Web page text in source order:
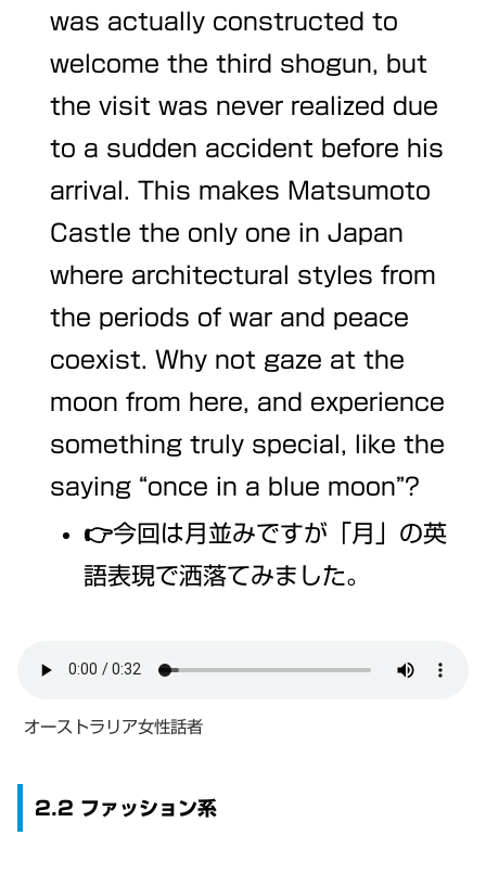
was actually constructed to
welcome the third shogun, but
the visit was never realized due
to a sudden accident before his
arrival. This makes Matsumoto
Castle the only one in Japan
where architectural styles from
the periods of war and peace
coexist. Why not gaze at the
moon from here, and experience
something truly special, like the
saying “once in a blue moon”?
👉今回は月並みですが「月」の英
語表現で洒落てみました。
オーストラリア女性話者
2.2 ファッション系